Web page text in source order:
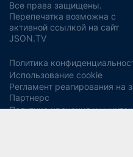
Все права защищены.
Перепечатка возможна с
активной ссылкой на сайт
JSON.TV
Политика
Использование cookie
Регламент реагирования
Партнерс
Политика хранения и